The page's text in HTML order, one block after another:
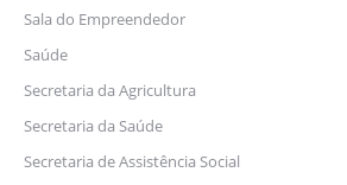
Sala do Empreendedor
Saúde
Secretaria da Agricultura
Secretaria da Saúde
Secretaria de Assistência Social